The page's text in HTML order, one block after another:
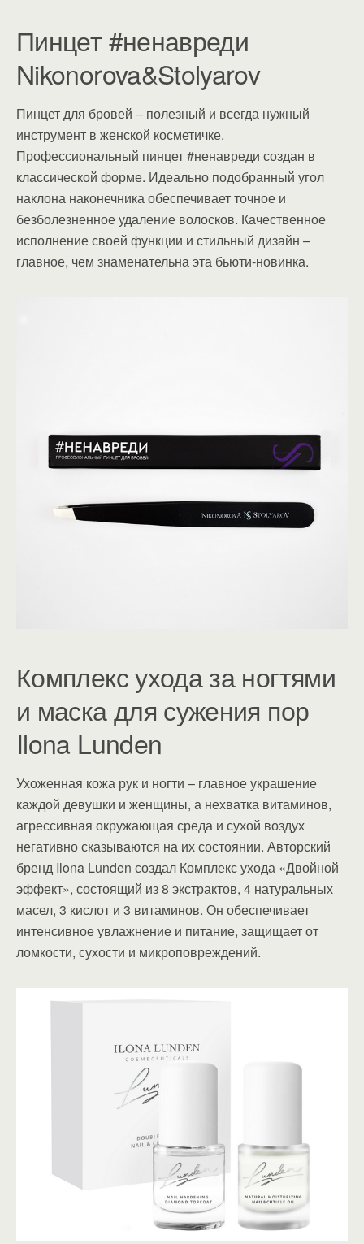
Пинцет #ненавреди
Nikonorova&Stolyarov
Пинцет для бровей – полезный и всегда нужный
инструмент в женской косметичке.
Профессиональный пинцет #ненавреди создан в
классической форме. Идеально подобранный угол
наклона наконечника обеспечивает точное и
безболезненное удаление волосков. Качественное
исполнение своей функции и стильный дизайн –
главное, чем знаменательна эта бьюти-новинка.
Комплекс ухода за ногтями
и маска для сужения пор
Ilona Lunden
Ухоженная кожа рук и ногти – главное украшение
каждой девушки и женщины, а нехватка витаминов,
агрессивная окружающая среда и сухой воздух
негативно сказываются на их состоянии. Авторский
бренд Ilona Lunden создал Комплекс ухода «Двойной
эффект», состоящий из 8 экстрактов, 4 натуральных
масел, 3 кислот и 3 витаминов. Он обеспечивает
интенсивное увлажнение и питание, защищает от
ломкости, сухости и микроповреждений.